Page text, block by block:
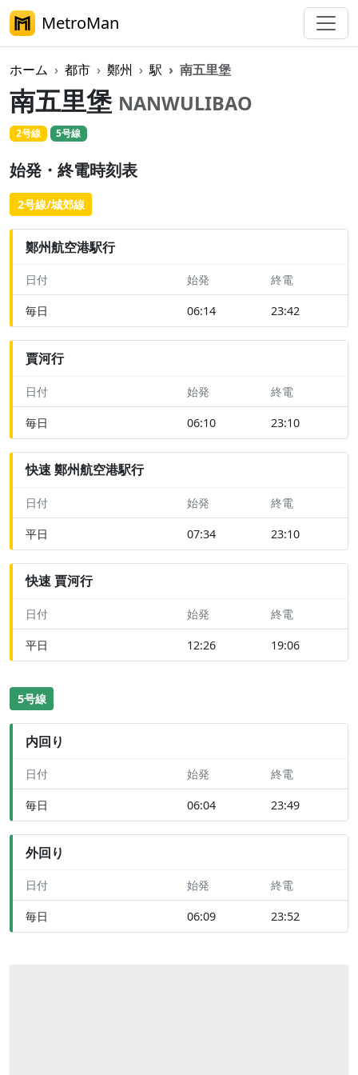
MetroMan
ホーム 都市 鄭州 駅 南五里堡
南五里堡 NANWULIBAO
2号線 5号線
始発・終電時刻表
2号線/城郊線
鄭州航空港駅行
日付 始発 終電
毎日 06:14 23:42
賈河行
日付 始発 終電
毎日 06:10 23:10
快速 鄭州航空港駅行
日付 始発 終電
平日 07:34 23:10
快速 賈河行
日付 始発 終電
平日 12:26 19:06
5号線
内回り
日付 始発 終電
毎日 06:04 23:49
外回り
日付 始発 終電
毎日 06:09 23:52